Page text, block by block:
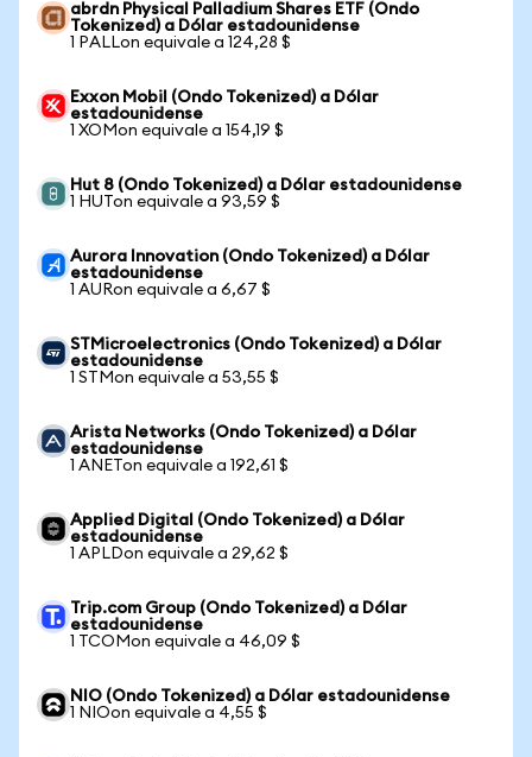
abrdn Physical Palladium Shares ETF (Ondo
Tokenized) a Dólar estadounidense
1 PALLon equivale a 124,28 $
Exxon Mobil (Ondo Tokenized) a Dólar
estadounidense
1 XOMon equivale a 154,19 $
Hut 8 (Ondo Tokenized) a Dólar estadounidense
1 HUTon equivale a 93,59 $
Aurora Innovation (Ondo Tokenized) a Dólar
estadounidense
1 AURon equivale a 6,67 $
STMicroelectronics (Ondo Tokenized) a Dólar
estadounidense
1 STMon equivale a 53,55 $
Arista Networks (Ondo Tokenized) a Dólar
estadounidense
1 ANETon equivale a 192,61 $
Applied Digital (Ondo Tokenized) a Dólar
estadounidense
1 APLDon equivale a 29,62 $
Trip.com Group (Ondo Tokenized) a Dólar
estadounidense
1 TCOMon equivale a 46,09 $
NIO (Ondo Tokenized) a Dólar estadounidense
1 NIOon equivale a 4,55 $